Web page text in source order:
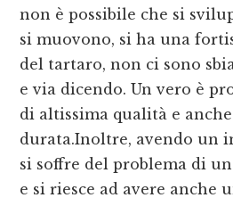
non è possibile che si
si muovono, si ha una
del tartaro, non ci sono
e via dicendo. Un vero è
di altissima qualità e
durata.Inoltre, avendo un
si soffre del problema di
e si riesce ad avere anche